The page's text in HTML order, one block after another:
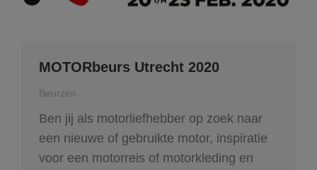
MOTORbeurs Utrecht 2020
Beurzen
Ben jij als motorliefhebber op zoek naar
een nieuwe of gebruikte motor, inspiratie
voor een motorreis of motorkleding en